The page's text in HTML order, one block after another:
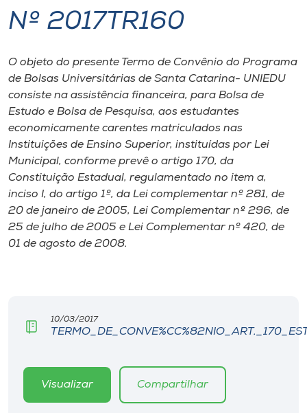
I.nova
Diplomados
Cultura
Biblioteca
Editora
Store
Nº 2017TR160
O objeto do presente Termo de Convênio do Programa
de Bolsas Universitárias de Santa Catarina- UNIEDU
consiste na assistência financeira, para Bolsa de
Estudo e Bolsa de Pesquisa, aos estudantes
economicamente carentes matriculados nas
Instituições de Ensino Superior, instituídas por Lei
Municipal, conforme prevê o artigo 170, da
Constituição Estadual, regulamentado no item a,
inciso I, do artigo 1º, da Lei complementar nº 281, de
20 de janeiro de 2005, Lei Complementar nº 296, de
25 de julho de 2005 e Lei Complementar nº 420, de
01 de agosto de 2008.
10/03/2017
Visualizar Compartilhar